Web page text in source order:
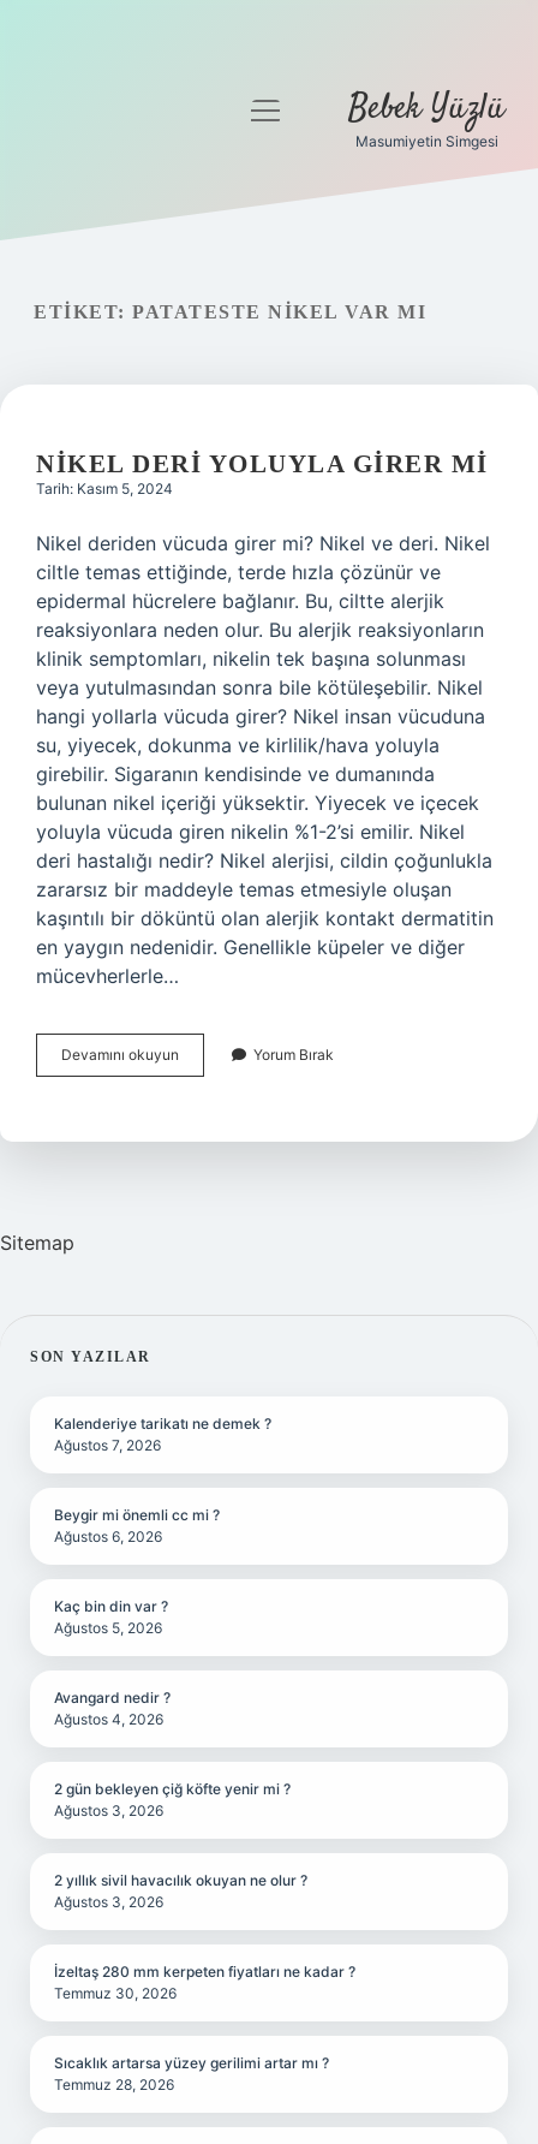
Gizlilik Politikası
menüyü
Bebek Yüzlü
Masumiyetin Simgesi
ETIKET: PATATESTE NIKEL VAR MI
NIKEL DERI YOLUYLA GIRER MI
Tarih: Kasım 5, 2024
Nikel deriden vücuda girer mi? Nikel ve deri. Nikel
ciltle temas ettiğinde, terde hızla çözünür ve
epidermal hücrelere bağlanır. Bu, ciltte alerjik
reaksiyonlara neden olur. Bu alerjik reaksiyonların
klinik semptomları, nikelin tek başına solunması
veya yutulmasından sonra bile kötüleşebilir. Nikel
hangi yollarla vücuda girer? Nikel insan vücuduna
su, yiyecek, dokunma ve kirlilik/hava yoluyla
girebilir. Sigaranın kendisinde ve dumanında
bulunan nikel içeriği yüksektir. Yiyecek ve içecek
yoluyla vücuda giren nikelin %1-2’si emilir. Nikel
deri hastalığı nedir? Nikel alerjisi, cildin çoğunlukla
zararsız bir maddeyle temas etmesiyle oluşan
kaşıntılı bir döküntü olan alerjik kontakt dermatitin
en yaygın nedenidir. Genellikle küpeler ve diğer
mücevherlerle…
Devamını okuyun
Deri
Mi
Yorum Bırak
Sitemap
SIDEBAR
SON YAZILAR
Kalenderiye tarikatı ne demek ?
Ağustos 7, 2026
Beygir mi önemli cc mi ?
Ağustos 6, 2026
Kaç bin din var ?
Ağustos 5, 2026
Avangard nedir ?
Ağustos 4, 2026
2 gün bekleyen çiğ köfte yenir mi ?
Ağustos 3, 2026
2 yıllık sivil havacılık okuyan ne olur ?
Ağustos 3, 2026
İzeltaş 280 mm kerpeten fiyatları ne kadar ?
Temmuz 30, 2026
Sıcaklık artarsa yüzey gerilimi artar mı ?
Temmuz 28, 2026